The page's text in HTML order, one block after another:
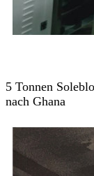
5 Tonnen
nach Ghana